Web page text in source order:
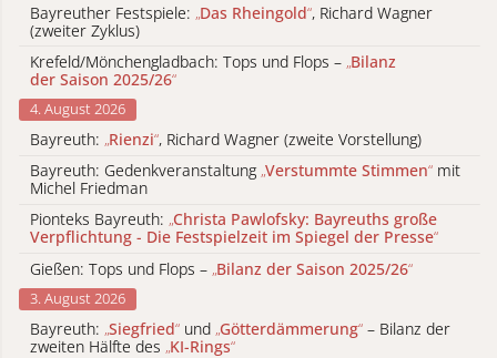
Bayreuther Festspiele: „Das Rheingold“, Richard Wagner
(zweiter Zyklus)
Krefeld/Mönchengladbach: Tops und Flops – „Bilanz
der Saison 2025/26“
4. August 2026
Bayreuth: „Rienzi“, Richard Wagner (zweite Vorstellung)
Bayreuth: Gedenkveranstaltung „Verstummte Stimmen“ mit
Michel Friedman
Pionteks Bayreuth: „Christa Pawlofsky: Bayreuths große
Verpflichtung - Die Festspielzeit im Spiegel der Presse“
Gießen: Tops und Flops – „Bilanz der Saison 2025/26“
3. August 2026
Bayreuth: „Siegfried“ und „Götterdämmerung“ – Bilanz der
zweiten Hälfte des „KI-Rings“